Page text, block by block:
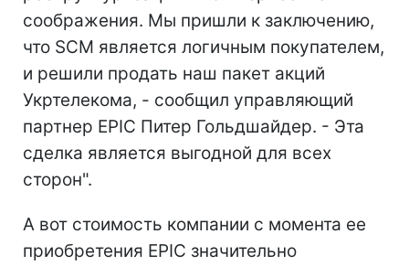
соображения. Мы пришли к заключению,
что SCM является логичным покупателем,
и решили продать наш пакет акций
Укртелекома, - сообщил управляющий
партнер EPIC Питер Гольдшайдер. - Эта
сделка является выгодной для всех
сторон".
А вот стоимость компании с момента ее
приобретения EPIC значительно